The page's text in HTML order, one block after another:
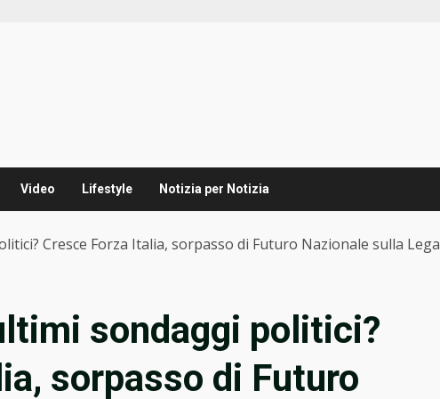
Video Lifestyle Notizia per Notizia
Cresce Forza Italia, sorpasso di Futuro Nazionale sulla Lega
sondaggi politici?
sorpasso di Futuro